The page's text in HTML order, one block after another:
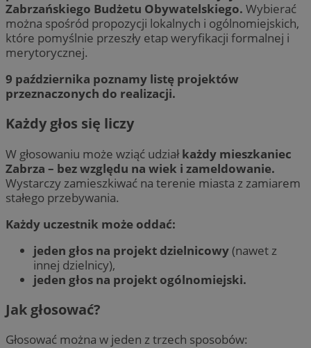
Zabrzańskiego Budżetu Obywatelskiego. Wybierać
można spośród propozycji lokalnych i ogólnomiejskich,
które pomyślnie przeszły etap weryfikacji formalnej i
merytorycznej.
9 października poznamy listę projektów
przeznaczonych do realizacji.
Każdy głos się liczy
W głosowaniu może wziąć udziałkażdy mieszkaniec
Zabrza – bez względu na wiek i zameldowanie.
Wystarczy zamieszkiwać na terenie miasta z zamiarem
stałego przebywania.
Każdy uczestnik może oddać:
jeden głos na projekt dzielnicowy(nawet z
innej dzielnicy),
jeden głos na projekt ogólnomiejski.
Jak głosować?
Głosować można w jeden z trzech sposobów: